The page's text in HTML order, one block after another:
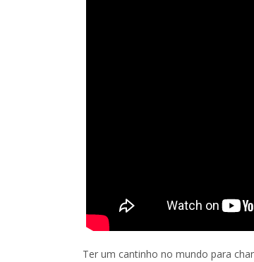
Ter um cantinho no mundo para